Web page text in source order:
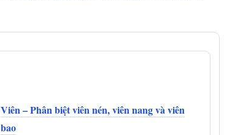
Viên – Phân biệt viên nén, viên nang và viên
bao